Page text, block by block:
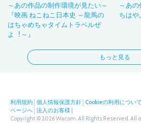
～あの作品の制作環境が見たい～
『映画 ねこねこ日本史 ～龍馬の
はちゃめちゃタイムトラベルぜ
よ︕～』
～あ
ちはや
もっと見る
利用規約 個人情報保護方針 Cookieの利用について
ページへ 法人のお客様
Copyright © 2026 Wacom. All Rights Reserved.